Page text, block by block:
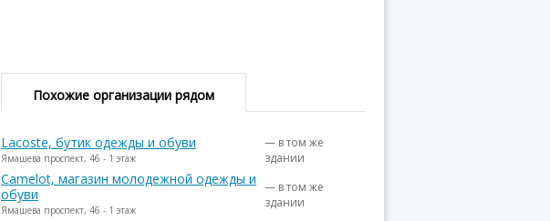
Похожие организации рядом
Lacoste, бутик одежды и обуви
Ямашева проспект, 46 - 1 этаж
— в том же
здании
Camelot, магазин молодежной одежды и
обуви
Ямашева проспект, 46 - 1 этаж
— в том же
здании